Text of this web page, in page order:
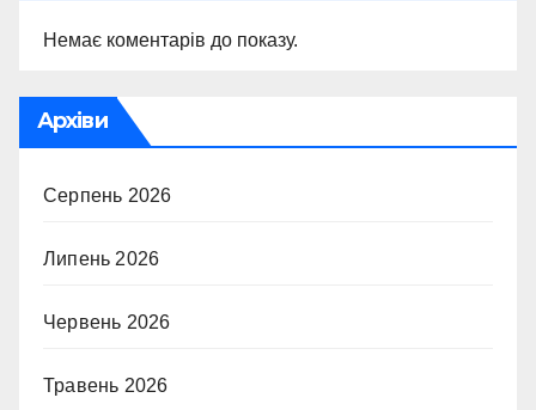
Немає коментарів до показу.
Архіви
Серпень 2026
Липень 2026
Червень 2026
Травень 2026